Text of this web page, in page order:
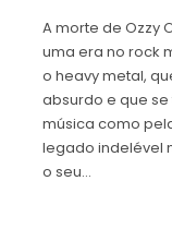
A morte de Ozzy
uma era no rock
o heavy metal,
absurdo e que
música como
legado indelével
o seu…